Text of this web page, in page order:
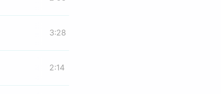
3:28
2:14